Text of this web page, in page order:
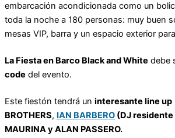
embarcación acondicionada como un
toda la noche a 180 personas: muy buen
mesas VIP, barra y un espacio exterior
La Fiesta en Barco Black and White debe
code del evento.
Este fiestón tendrá un interesante line up
BROTHERS, IAN BARBERO (DJ
MAURINA y ALAN PASSERO.